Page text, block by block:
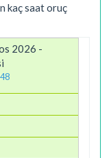
kaç saat oruç
2026 -